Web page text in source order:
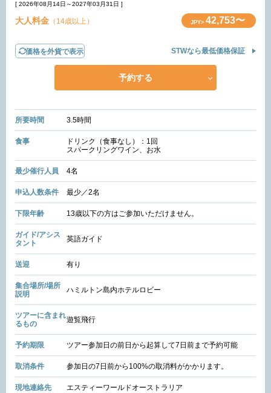
[ 2026年08月14日～2027年03月31日 ]
大人料金 （14歳以上） JPY> 42,753〜
価格を外貨で表示 STWなら最低価格保証
予約する
所要時間 3.5時間
食事
ドリンク（食事なし）：1回
スパークリングワイン、お水
最少催行人員 4名
申込人数条件 最少／2名
下限年齢 13歳以下の方はご参加いただけません。
ガイド/アシス
タント
英語ガイド
送迎 有り
集合場所/場所
説明
ハミルトン島内ホテルロビー
ツアーに含まれ
るもの
遊覧飛行
予約期限 ツアー参加日の前日から起算して7日前まで予約可能
取消条件 参加日の7日前から100%の取消料がかかります。
現地連絡先 エスティーワールドオーストラリア